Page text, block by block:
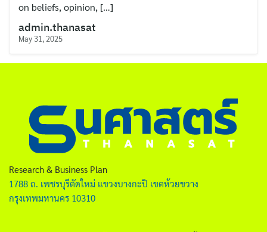
Search
for:
on beliefs, opinion, […]
admin.thanasat
May 31, 2025
Research & Business Plan
1788 ถ. เพชรบุรีตัดใหม่ แขวงบางกะปิ เขตห้วยขวาง
กรุงเทพมหานคร 10310